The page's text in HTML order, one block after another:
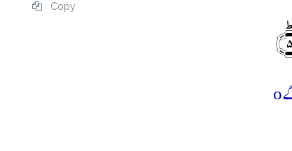
Copy
o